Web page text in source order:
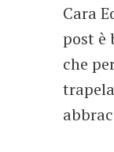
Cara
post è
che